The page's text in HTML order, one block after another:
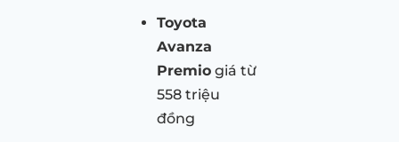
Toyota
Avanza
Premio giá từ
558 triệu
đồng